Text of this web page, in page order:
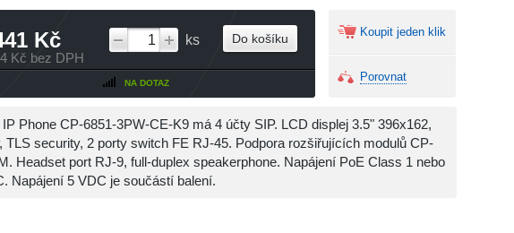
Kč
Kč bez DPH
ks
NA DOTAZ
Do košíku Koupit jeden klik
Porovnat
Phone CP-6851-3PW-CE-K9 má 4 účty SIP. LCD displej 3.5" 396x162,
TLS security, 2 porty switch FE RJ-45. Podpora rozšiřujících modulů CP-
Headset port RJ-9, full-duplex speakerphone. Napájení PoE Class 1 nebo
Napájení 5 VDC je součástí balení.